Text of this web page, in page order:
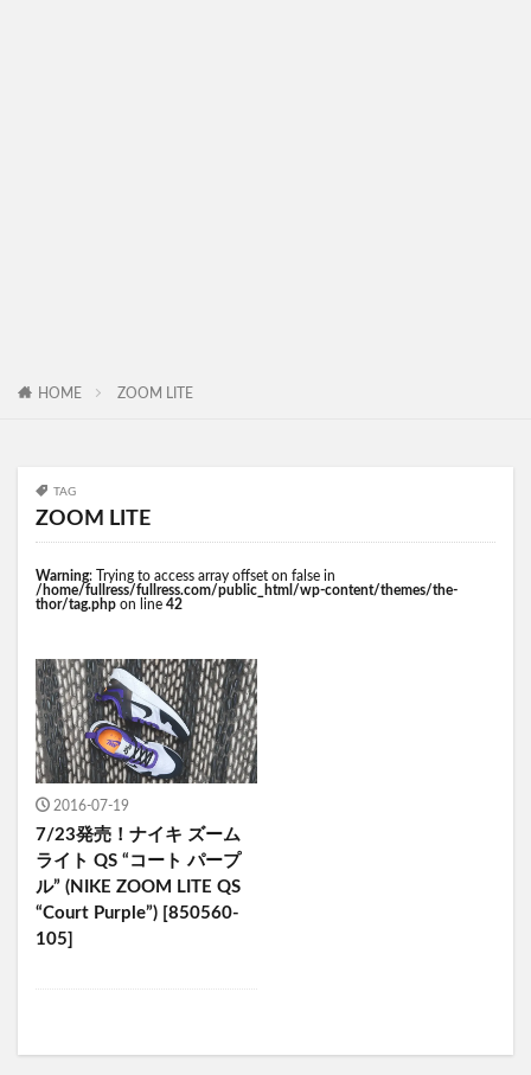
HOME ZOOM LITE
TAG
ZOOM LITE
Warning: Trying to access array offset on false in
/home/fullress/fullress.com/public_html/wp-content/themes/the-
thor/tag.php on line 42
2016-07-19
7/23発売！ナイキ ズーム
ライト QS “コート パープ
ル” (NIKE ZOOM LITE QS
“Court Purple”) [850560-
105]